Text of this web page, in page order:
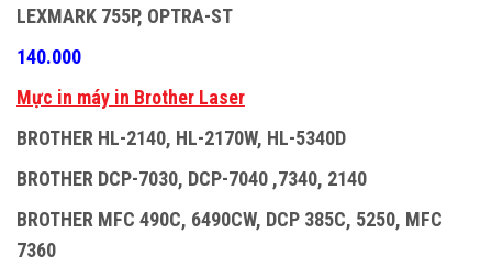
LEXMARK 755P, OPTRA-ST
140.000
Mực in máy in Brother Laser
BROTHER HL-2140, HL-2170W, HL-5340D
BROTHER DCP-7030, DCP-7040 ,7340, 2140
BROTHER MFC 490C, 6490CW, DCP 385C, 5250, MFC
7360